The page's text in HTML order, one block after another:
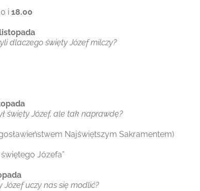
i 18.00
dlaczego święty Józef milczy?
święty Józef, ale tak naprawdę?
Najświętszym Sakramentem)
Józefa”
Józef uczy nas się modlić?